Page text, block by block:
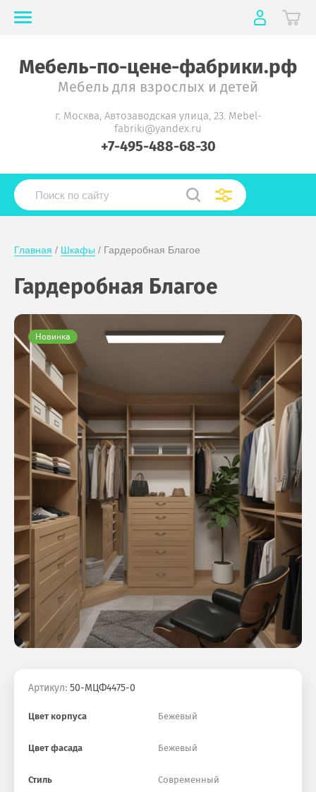
Мебель-по-цене-фабрики.рф
Мебель для взрослых и детей
г. Москва, Автозаводская улица, 23. Mebel-
fabriki@yandex.ru
+7-495-488-68-30
Главная / Шкафы / Гардеробная Благое
Гардеробная Благое
Новинка
Артикул: 50-МЦФ4475-0
Цвет корпуса Бежевый
Цвет фасада Бежевый
Стиль Современный